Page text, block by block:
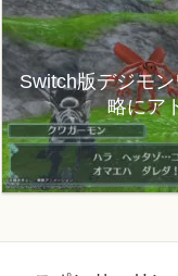
Switch版デジモ
略にア